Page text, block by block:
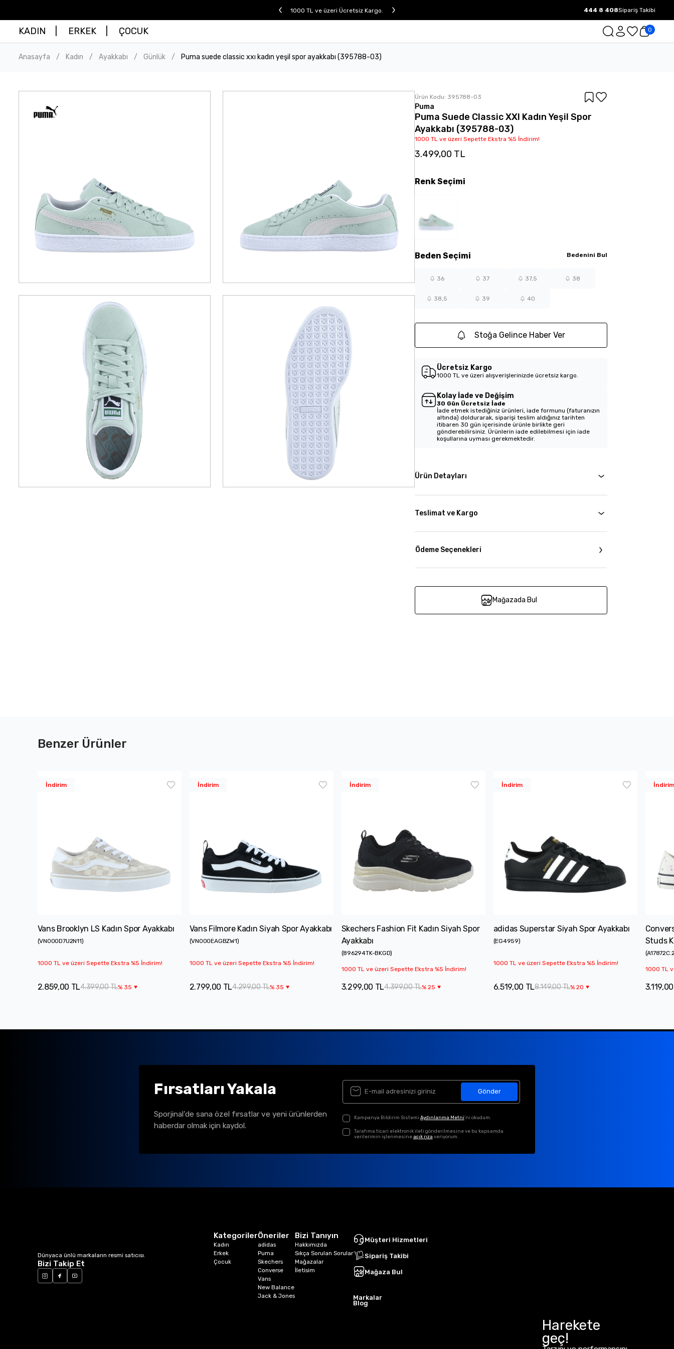
1000 TL ve üzeri Ücretsiz Kargo. 1000 TL ve üzeri Ücretsiz Kargo.
444 8 408Sipariş Takibi
KADIN ERKEK ÇOCUK 0
Anasayfa / Kadın / Ayakkabı / Günlük / Puma suede classic xxı kadın yeşil spor ayakkabı (395788-03)
Ürün Kodu: 395788-03
Puma
Puma Suede Classic XXI Kadın Yeşil Spor
Ayakkabı (395788-03)
1000 TL ve üzeri Sepette Ekstra %5 İndirim!
3.499,00 TL
Beden Seçimi Bedenini Bul
36 37 37,5 38
38,5 39 40
RenkSeçimi
Stoğa Gelince Haber Ver
Ücretsiz Kargo
1000 TL ve üzeri alışverişlerinizde ücretsiz kargo.
Kolay İade ve Değişim
30 Gün Ücretsiz İade
İade etmek istediğiniz ürünleri, iade formunu (faturanızın
altında) doldurarak, siparişi teslim aldığınız tarihten
itibaren 30 gün içerisinde ürünle birlikte geri
gönderebilirsiniz. Ürünlerin iade edilebilmesi için iade
koşullarına uyması gerekmektedir.
Ürün Detayları
Teslimat ve Kargo
Ödeme Seçenekleri
Mağazada Bul
Benzer Ürünler
İndirim
Vans Brooklyn LS Kadın Spor Ayakkabı
(VN000D7U2N11)
1000 TL ve üzeri Sepette Ekstra %5 İndirim!
4.399,00 TL% 35
2.859,00 TL
İndirim
Vans Filmore Kadın Siyah Spor Ayakkabı
(VN000EAGBZW1)
1000 TL ve üzeri Sepette Ekstra %5 İndirim!
4.299,00 TL% 35
2.799,00 TL
İndirim
Skechers Fashion Fit Kadın Siyah Spor
Ayakkabı
(896294TK-BKGD)
1000 TL ve üzeri Sepette Ekstra %5 İndirim!
4.399,00 TL%25
3.299,00 TL
İndirim
adidas Superstar Siyah Spor Ayakkabı
(EG4959)
1000 TL ve üzeri Sepette Ekstra %5 İndirim!
8.149,00 TL%20
6.519,00 TL
İndirim
Studs
(
1000 TL
Fırsatları Yakala
Sporjinal’de sana özel fırsatlar ve yeni ürünlerden
haberdar olmak için kaydol.
Gönder
Kampanya Bildirim Sistemi Aydınlanma Metni'ni okudum.
Tarafıma ticari elektronik ileti gönderilmesine ve bu kapsamda
verilerimin işlenmesineaçık rıza veriyorum.
Dünyaca ünlü markaların resmi satıcısı.
Bizi Takip Et
Kategoriler
Kadın
Erkek
Çocuk
Öneriler
adidas
Puma
Skechers
Converse
Vans
New Balance
Jack & Jones
Bizi Tanıyın
Hakkımızda
Sıkça Sorulan Sorular
Mağazalar
İletisim
Müşteri Hizmetleri
Sipariş Takibi
Mağaza Bul
Markalar
Blog
Harekete
geç!